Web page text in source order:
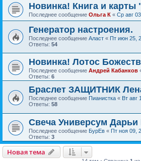
Новинка! Книга и карты
Последнее сообщение Ольга К « Ср авг
Генератор настроения.
Последнее сообщение Аласт « Пт июн 25,
Ответы: 54
Новинка! Лотос
Последнее сообщение Андрей Кабанков
Ответы: 6
Браслет ЗАЩИТНИК
Последнее сообщение Пианистка « Вт авг
Ответы: 58
Свеча Универсум
Последнее сообщение БурЕв « Пт ноя 09,
Ответы: 3
Новая тема